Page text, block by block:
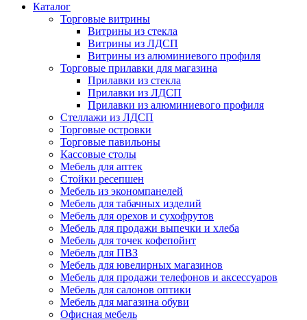
Каталог
Торговые витрины
Витрины из cтекла
Витрины из ЛДСП
Витрины из алюминиевого профиля
Торговые прилавки для магазина
Прилавки из стекла
Прилавки из ЛДСП
Прилавки из алюминиевого профиля
Стеллажи из ЛДСП
Торговые островки
Торговые павильоны
Кассовые столы
Мебель для аптек
Стойки ресепшен
Мебель из экономпанелей
Мебель для табачных изделий
Мебель для орехов и сухофрутов
Мебель для продажи выпечки и хлеба
Мебель для точек кофепойнт
Мебель для ПВЗ
Мебель для ювелирных магазинов
Мебель для продажи телефонов и аксессуаров
Мебель для салонов оптики
Мебель для магазина обуви
Офисная мебель